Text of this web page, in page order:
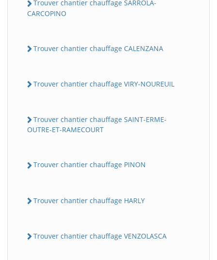
Trouver chantier chauffage SARROLA-
CARCOPINO
Trouver chantier chauffage CALENZANA
Trouver chantier chauffage VIRY-NOUREUIL
Trouver chantier chauffage SAINT-ERME-
OUTRE-ET-RAMECOURT
Trouver chantier chauffage PINON
Trouver chantier chauffage HARLY
Trouver chantier chauffage VENZOLASCA